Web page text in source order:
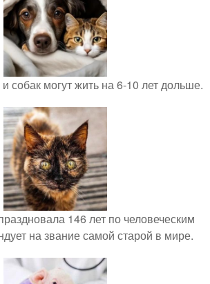
собак могут жить на 6-10 лет дольше.
146 лет по человеческим
на звание самой старой в мире.